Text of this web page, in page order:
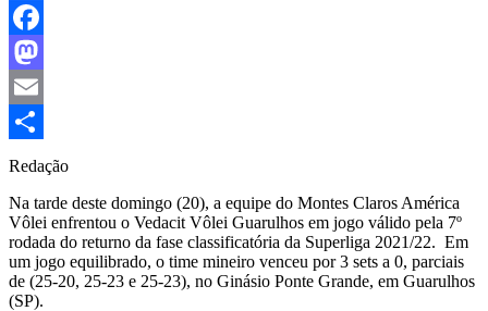
Facebook
Mastodon
Email
Share
Redação
Na tarde deste domingo (20), a equipe do Montes Claros América
Vôlei enfrentou o Vedacit Vôlei Guarulhos em jogo válido pela 7º
rodada do returno da fase classificatória da Superliga 2021/22. Em
um jogo equilibrado, o time mineiro venceu por 3 sets a 0, parciais
de (25-20, 25-23 e 25-23), no Ginásio Ponte Grande, em Guarulhos
(SP).